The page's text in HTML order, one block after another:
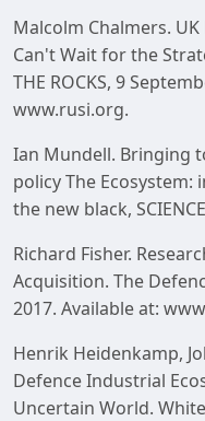
Malcolm Chalmers.
Can't Wait for the
THE ROCKS, 9
www.rusi.org.
Ian Mundell. Bringing
policy The Ecosystem:
the new black,
Richard Fisher.
Acquisition. The
2017. Available at:
Henrik Heidenkamp,
Defence Industrial
Uncertain World.